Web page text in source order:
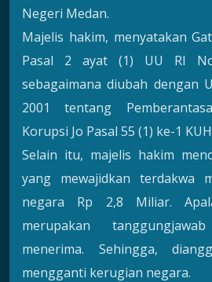
Negeri Medan.
Majelis hakim, menyatakan
Pasal 2 ayat (1) UU RI
sebagaimana diubah dengan
2001 tentang
Korupsi Jo Pasal 55 (1) ke-1
Selain itu, majelis hakim
yang mewajidkan terdakwa
negara Rp 2,8 Miliar.
merupakan
menerima. Sehingga,
mengganti kerugian negara.